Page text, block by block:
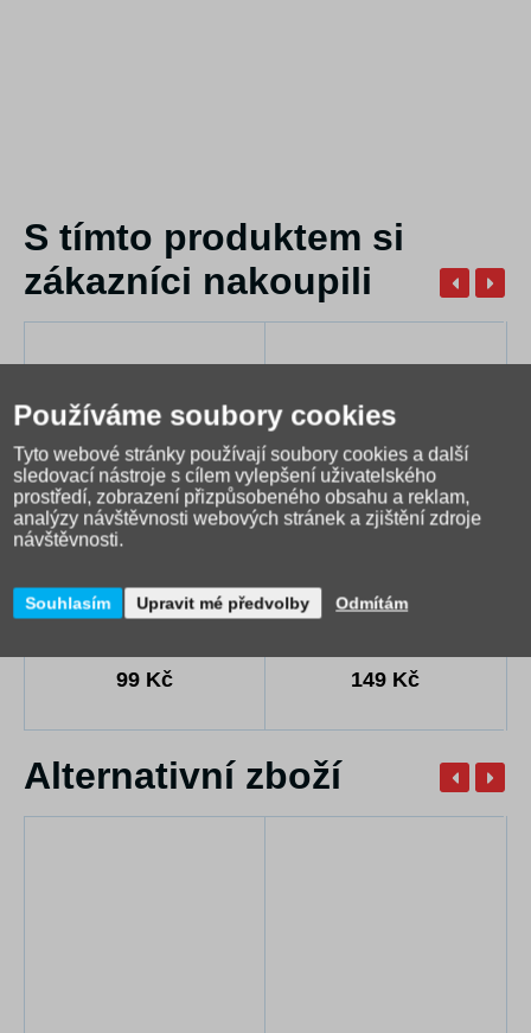
S tímto produktem si
zákazníci nakoupili
Black Panther 26
99 Kč
Black Panther 26
149 Kč
Alternativní zboží
Používáme soubory cookies
Tyto webové stránky používají soubory cookies a další
sledovací nástroje s cílem vylepšení uživatelského
prostředí, zobrazení přizpůsobeného obsahu a reklam,
analýzy návštěvnosti webových stránek a zjištění zdroje
návštěvnosti.
Souhlasím Upravit mé předvolby Odmítám